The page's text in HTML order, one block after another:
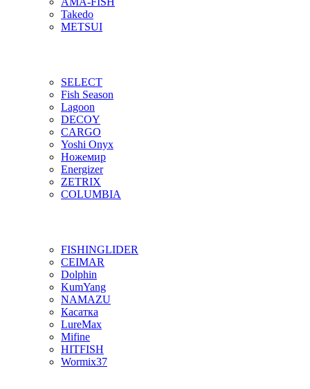
Takedo
METSUI
SELECT
Fish Season
Lagoon
DECOY
CARGO
Yoshi Onyx
Ножемир
Energizer
ZETRIX
COLUMBIA
FISHINGLIDER
CEIMAR
Dolphin
KumYang
NAMAZU
Касатка
LureMax
Mifine
HITFISH
Wormix37